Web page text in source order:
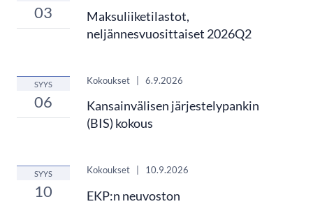
03
Maksuliiketilastot,
neljännesvuosittaiset 2026Q2
SYYS
06
Kokoukset 6.9.2026
Kansainvälisen järjestelypankin
(BIS) kokous
SYYS
10
Kokoukset 10.9.2026
EKP:n neuvoston